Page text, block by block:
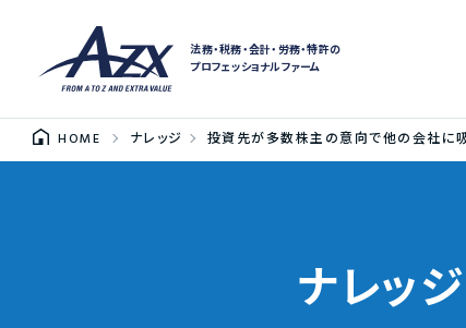
法務・税務・会計・労務・特許の
プロフェッショナルファーム
HOME ナレッジ 投資先が多数株主の意向で他の会社に
ナレッジ